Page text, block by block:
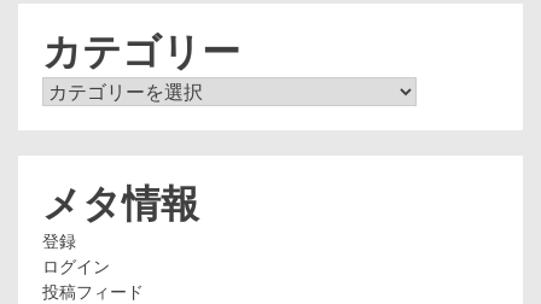
カテゴリー
カ
メタ情報
登録
ログイン
投稿フィード